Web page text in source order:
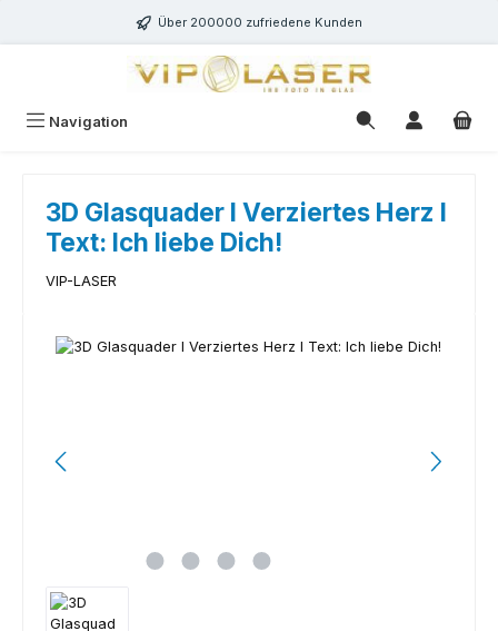
Zum Hauptinhalt springenÜber 200000 zufriedene Kunden
Navigation
3D Glasquader I Verziertes Herz I
Text: Ich liebe Dich!
VIP-LASER
Bildergalerie überspringen